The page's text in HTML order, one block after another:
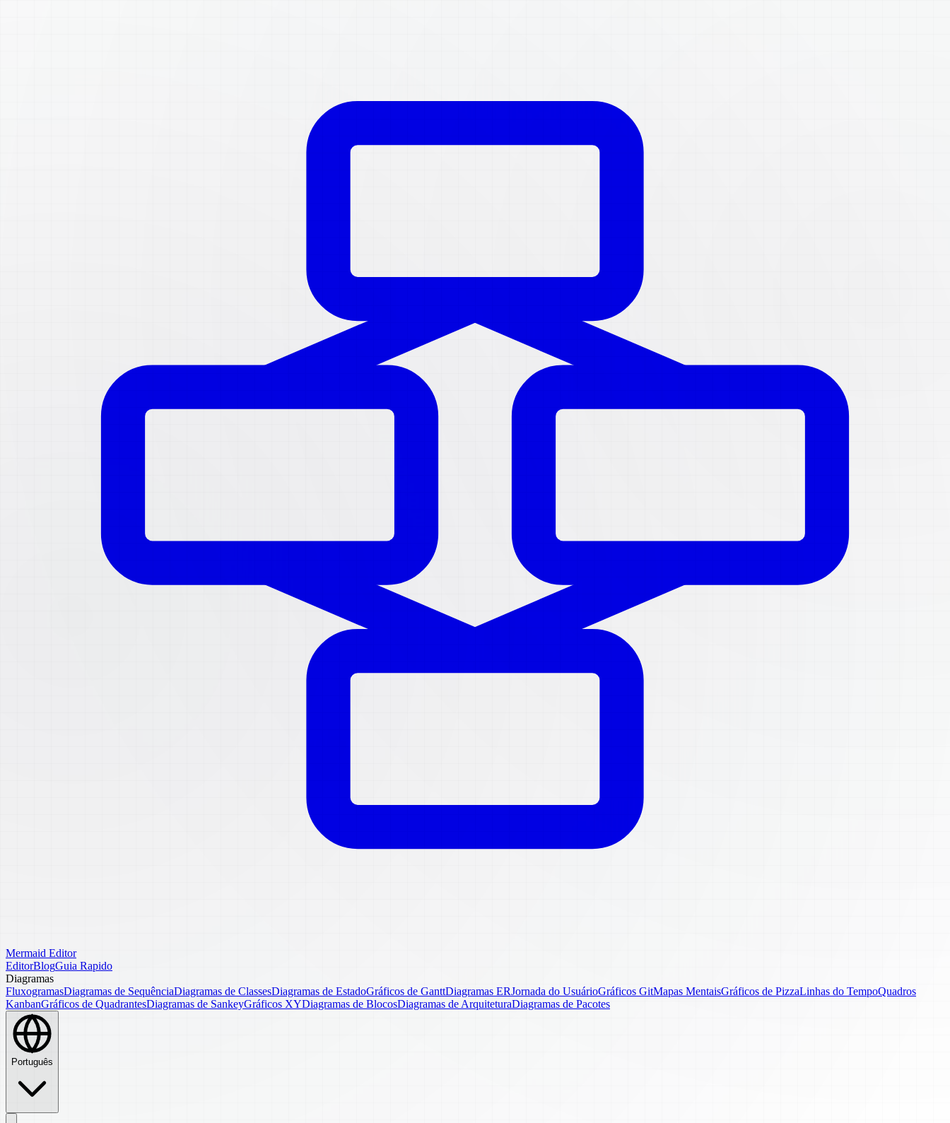
Mermaid Editor
EditorBlogGuia Rapido
Diagramas
FluxogramasDiagramas de SequênciaDiagramas de ClassesDiagramas de EstadoGráficos de GanttDiagramas ERJornada do UsuárioGráficos GitMapas MentaisGráficos de PizzaLinhas do TempoQuadros
KanbanGráficos de QuadrantesDiagramas de SankeyGráficos XYDiagramas de BlocosDiagramas de ArquiteturaDiagramas de Pacotes
Português